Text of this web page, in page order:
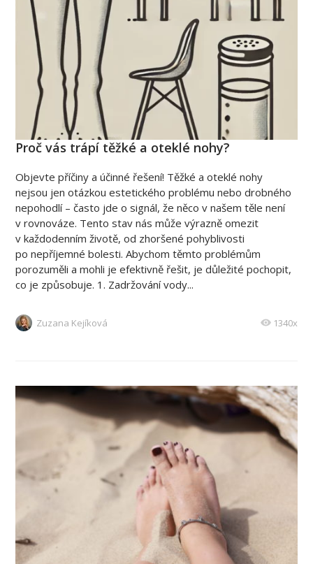
Proč vás trápí těžké a oteklé nohy?
Objevte příčiny a účinné řešení! Těžké a oteklé nohy
nejsou jen otázkou estetického problému nebo drobného
nepohodlí – často jde o signál, že něco v našem těle není
v rovnováze. Tento stav nás může výrazně omezit
v každodenním životě, od zhoršené pohyblivosti
po nepříjemné bolesti. Abychom těmto problémům
porozuměli a mohli je efektivně řešit, je důležité pochopit,
co je způsobuje. 1. Zadržování vody...
Zuzana Kejíková 1340x